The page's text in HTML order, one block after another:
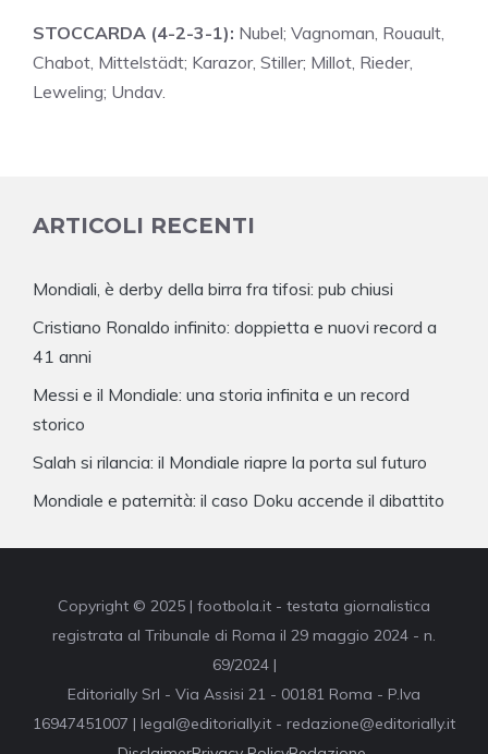
STOCCARDA (4-2-3-1): Nubel; Vagnoman, Rouault,
Chabot, Mittelstädt; Karazor, Stiller; Millot, Rieder,
Leweling; Undav.
ARTICOLI RECENTI
Mondiali, è derby della birra fra tifosi: pub chiusi
Cristiano Ronaldo infinito: doppietta e nuovi record a
41 anni
Messi e il Mondiale: una storia infinita e un record
storico
Salah si rilancia: il Mondiale riapre la porta sul futuro
Mondiale e paternità: il caso Doku accende il dibattito
Copyright © 2025 | footbola.it - testata giornalistica
registrata al Tribunale di Roma il 29 maggio 2024 - n.
69/2024 |
Editorially Srl - Via Assisi 21 - 00181 Roma - P.Iva
16947451007 | legal@editorially.it - redazione@editorially.it